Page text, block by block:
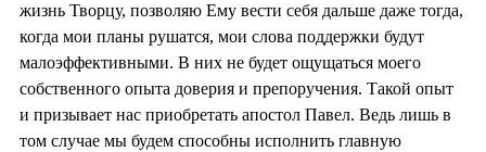
жизнь Творцу, позволяю Ему вести себя дальше даже тогда,
когда мои планы рушатся, мои слова поддержки будут
малоэффективными. В них не будет ощущаться моего
собственного опыта доверия и препоручения. Такой опыт
и призывает нас приобретать апостол Павел. Ведь лишь в
том случае мы будем способны исполнить главную